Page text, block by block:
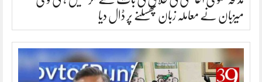
میزبان نے معاملہ زبان پھسلنے پر ڈال دیا